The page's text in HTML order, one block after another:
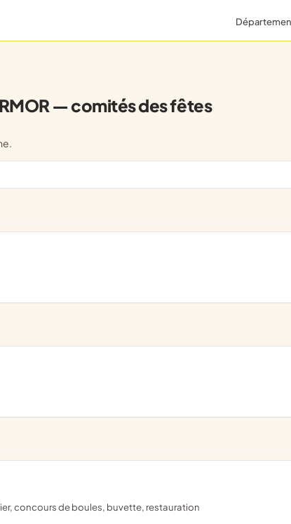
— comités des fêtes
concours de boules, buvette, restauration